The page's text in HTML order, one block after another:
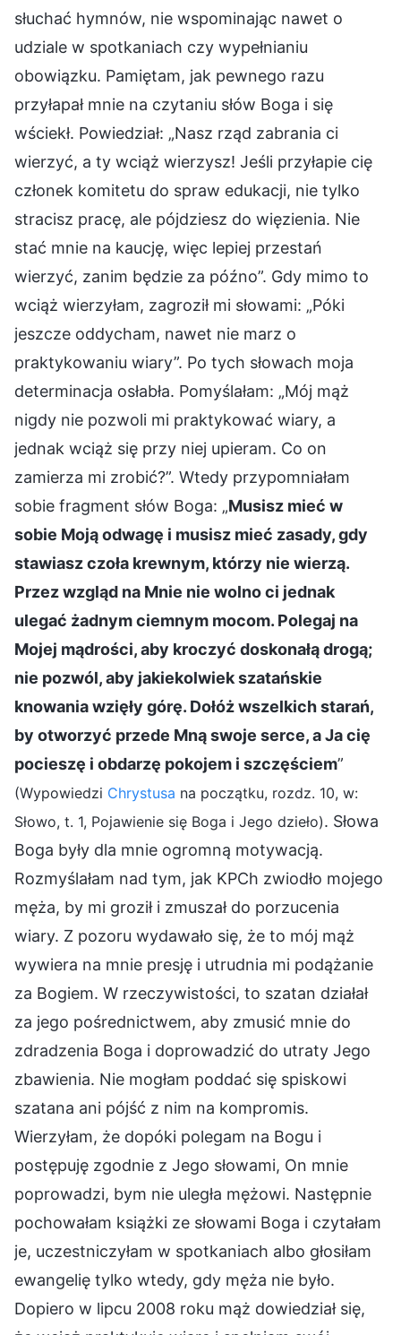
słuchać hymnów, nie wspominając nawet o
udziale w spotkaniach czy wypełnianiu
obowiązku. Pamiętam, jak pewnego razu
przyłapał mnie na czytaniu słów Boga i się
wściekł. Powiedział: „Nasz rząd zabrania ci
wierzyć, a ty wciąż wierzysz! Jeśli przyłapie cię
członek komitetu do spraw edukacji, nie tylko
stracisz pracę, ale pójdziesz do więzienia. Nie
stać mnie na kaucję, więc lepiej przestań
wierzyć, zanim będzie za późno”. Gdy mimo to
wciąż wierzyłam, zagroził mi słowami: „Póki
jeszcze oddycham, nawet nie marz o
praktykowaniu wiary”. Po tych słowach moja
determinacja osłabła. Pomyślałam: „Mój mąż
nigdy nie pozwoli mi praktykować wiary, a
jednak wciąż się przy niej upieram. Co on
zamierza mi zrobić?”. Wtedy przypomniałam
sobie fragment słów Boga: „Musisz mieć w
sobie Moją odwagę i musisz mieć zasady, gdy
stawiasz czoła krewnym, którzy nie wierzą.
Przez wzgląd na Mnie nie wolno ci jednak
ulegać żadnym ciemnym mocom. Polegaj na
Mojej mądrości, aby kroczyć doskonałą drogą;
nie pozwól, aby jakiekolwiek szatańskie
knowania wzięły górę. Dołóż wszelkich starań,
by otworzyć przede Mną swoje serce, a Ja cię
pocieszę i obdarzę pokojem i szczęściem”
(Wypowiedzi Chrystusa na początku, rozdz. 10, w:
Słowo, t. 1, Pojawienie się Boga i Jego dzieło). Słowa
Boga były dla mnie ogromną motywacją.
Rozmyślałam nad tym, jak KPCh zwiodło mojego
męża, by mi groził i zmuszał do porzucenia
wiary. Z pozoru wydawało się, że to mój mąż
wywiera na mnie presję i utrudnia mi podążanie
za Bogiem. W rzeczywistości, to szatan działał
za jego pośrednictwem, aby zmusić mnie do
zdradzenia Boga i doprowadzić do utraty Jego
zbawienia. Nie mogłam poddać się spiskowi
szatana ani pójść z nim na kompromis.
Wierzyłam, że dopóki polegam na Bogu i
postępuję zgodnie z Jego słowami, On mnie
poprowadzi, bym nie uległa mężowi. Następnie
pochowałam książki ze słowami Boga i czytałam
je, uczestniczyłam w spotkaniach albo głosiłam
ewangelię tylko wtedy, gdy męża nie było.
Dopiero w lipcu 2008 roku mąż dowiedział się,